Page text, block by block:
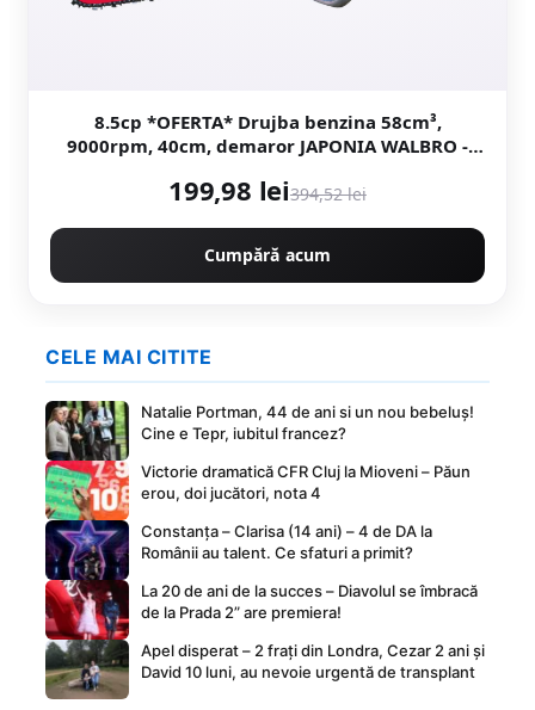
8.5cp *OFERTA* Drujba benzina 58cm³,
9000rpm, 40cm, demaror JAPONIA WALBRO -
199,98 lei394,52 lei
Cumpără acum
CELE MAI CITITE
Natalie Portman, 44 de ani si un nou bebeluș!
Cine e Tepr, iubitul francez?
Victorie dramatică CFR Cluj la Mioveni – Păun
erou, doi jucători, nota 4
Constanța – Clarisa (14 ani) – 4 de DA la
Românii au talent. Ce sfaturi a primit?
La 20 de ani de la succes – Diavolul se îmbracă
de la Prada 2” are premiera!
Apel disperat – 2 frați din Londra, Cezar 2 ani și
David 10 luni, au nevoie urgentă de transplant